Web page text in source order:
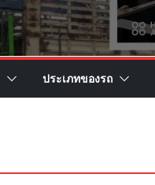
ประเภทของรถ